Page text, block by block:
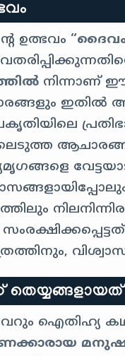
ഉത്ഭവം
നിന്നാണ്
ഇതിൽ
ഐതിഹ്യ